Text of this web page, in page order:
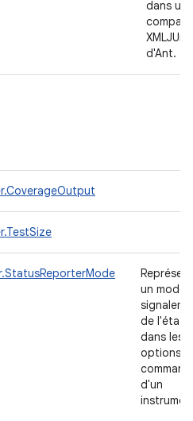
dans un
d'Ant.
un mode
de l'état
dans les
options
d'un